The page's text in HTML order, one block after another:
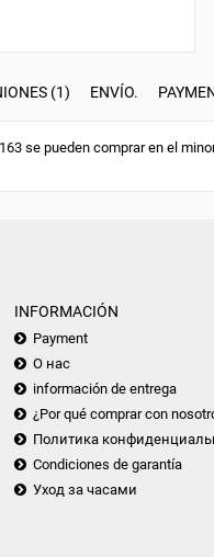
(1) ENVÍO.
se pueden comprar en el
INFORMACIÓN
Payment
О нас
información de entrega
¿Por qué comprar con
Политика
Condiciones de garantía
Уход за часами